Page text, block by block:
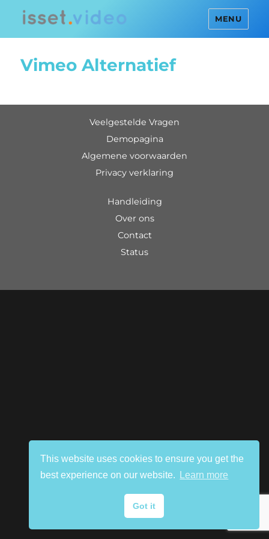
MENU
Vimeo Alternatief
Veelgestelde Vragen
Demopagina
Algemene voorwaarden
Privacy verklaring
handleiding
over ons
contact
status
This website uses cookies to ensure you get the
best experience on our website.
Learn more
Got it